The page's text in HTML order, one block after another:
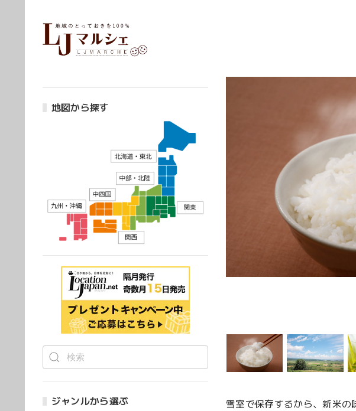
地図から探す
ジャンルから選ぶ 雪室で保存するから、新米の